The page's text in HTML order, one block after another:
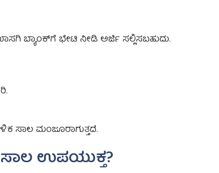
ಬ್ಯಾಂಕ್‌ಗೆ ಭೇಟಿ ನೀಡಿ ಅರ್ಜಿ ಸಲ್ಲಿಸಬಹುದು.
ಸಾಲ ಮಂಜೂರಾಗುತ್ತದೆ.
ಉಪಯುಕ್ತ?